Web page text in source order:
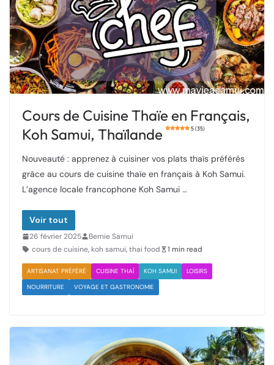
Cours de Cuisine Thaïe en Français,
Koh Samui, Thaïlande
5 (35)
Nouveauté : apprenez à cuisiner vos plats thaïs préférés
grâce au cours de cuisine thaïe en français à Koh Samui.
L’agence locale francophone Koh Samui …
Voir tout
26 février 2025
Bernie Samui
cours de cuisine, koh samui,thai food 1 min read
ARTISANAT PRÉFÉRÉ CUISINE THAÏ KOH SAMUI
LOISIRS
NOURRITURE
VOYAGE ET GASTRONOMIE